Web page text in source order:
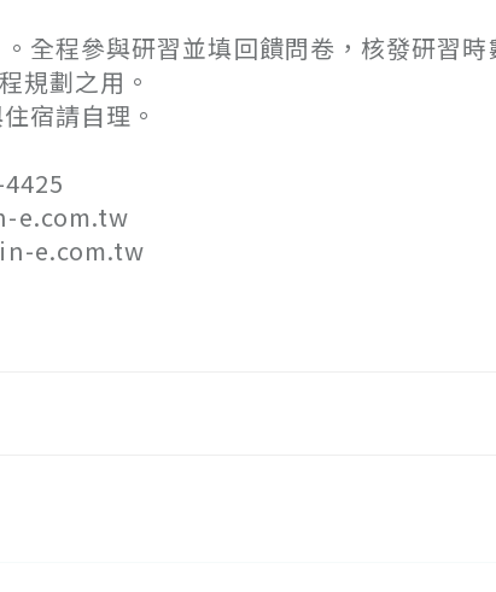
全程參與研習並填回饋問卷，核發研習
規劃之用。
宿請自理。
e.com.tw